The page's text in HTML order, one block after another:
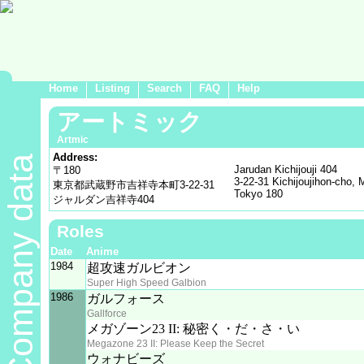
Home Listing Search FAQ Help
Company data
アートミック
Artmic
Address:
〒180
東京都武蔵野市吉祥寺本町3-22-31
ジャルダン吉祥寺404
Jarudan Kichijouji 404
3-22-31 Kichijoujihon-cho,
Tokyo 180
Roles
Date
Anime
1984
超攻速ガルビオン
Super High Speed Galbion
1986 ガルフォース
Gallforce
メガゾーン23 II: 秘密く・だ・さ・い
Megazone 23 II: Please Keep the Secret
ウォナビーズ